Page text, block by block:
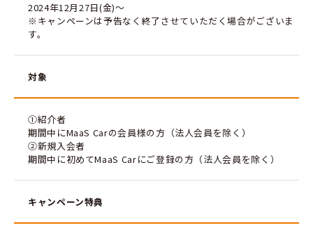
2024年12月27日(金)～
※キャンペーンは予告なく終了させていただく場合がございま
す。
対象
①紹介者
期間中にMaaS Carの会員様の方（法人会員を除く）
②新規入会者
期間中に初めてMaaS Carにご登録の方（法人会員を除く）
キャンペーン特典